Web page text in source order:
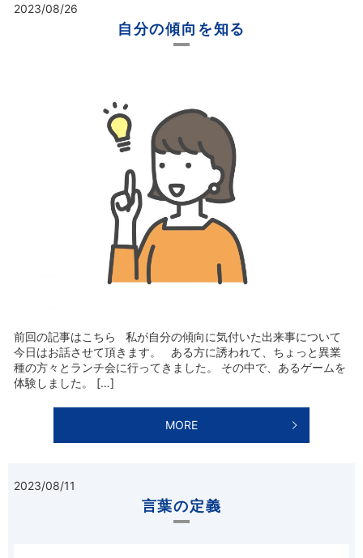
2023/08/26
自分の傾向を知る
前回の記事はこちら 私が自分の傾向に気付いた出来事について
今日はお話させて頂きます。 ある方に誘われて、ちょっと異業
種の方々とランチ会に行ってきました。 その中で、あるゲームを
体験しました。 […]
MORE
2023/08/11
言葉の定義